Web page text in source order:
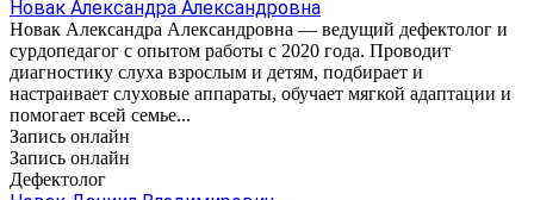
Новак Александра Александровна
Новак Александра Александровна — ведущий дефектолог и
сурдопедагог с опытом работы с 2020 года. Проводит
диагностику слуха взрослым и детям, подбирает и
настраивает слуховые аппараты, обучает мягкой адаптации и
помогает всей семье...
Запись онлайн
Запись онлайн
Дефектолог